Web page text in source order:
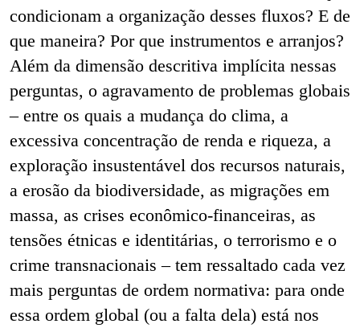
condicionam a organização desses fluxos? E de
que maneira? Por que instrumentos e arranjos?
Além da dimensão descritiva implícita nessas
perguntas, o agravamento de problemas globais
– entre os quais a mudança do clima, a
excessiva concentração de renda e riqueza, a
exploração insustentável dos recursos naturais,
a erosão da biodiversidade, as migrações em
massa, as crises econômico-financeiras, as
tensões étnicas e identitárias, o terrorismo e o
crime transnacionais – tem ressaltado cada vez
mais perguntas de ordem normativa: para onde
essa ordem global (ou a falta dela) está nos